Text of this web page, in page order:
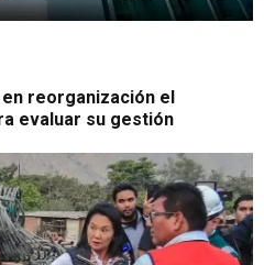
reorganización el
evaluar su gestión